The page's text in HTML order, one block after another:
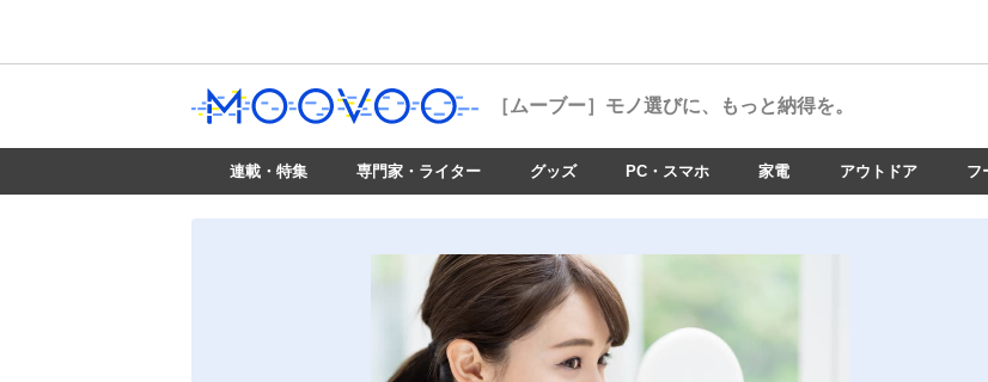
［ムーブー］ モノ選びに、もっと納得を。
連載・特集 専門家・ライター グッズ PC・スマホ 家電 アウトドア フ